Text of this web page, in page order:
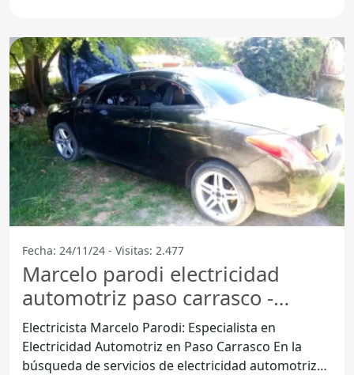
Fecha: 24/11/24 - Visitas: 2.477
Marcelo parodi electricidad
automotriz paso carrasco -
Ciudad De La Costa
Electricista Marcelo Parodi: Especialista en
Electricidad Automotriz en Paso Carrasco En la
búsqueda de servicios de electricidad automotriz